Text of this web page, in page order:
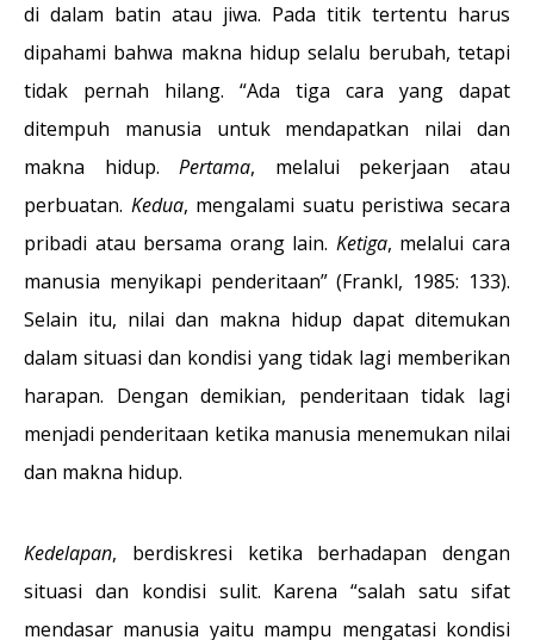
di dalam batin atau jiwa. Pada titik tertentu harus
dipahami bahwa makna hidup selalu berubah, tetapi
tidak pernah hilang. “Ada tiga cara yang dapat
ditempuh manusia untuk mendapatkan nilai dan
makna hidup.Pertama, melalui pekerjaan atau
perbuatan. Kedua, mengalami suatu peristiwa secara
pribadi atau bersama orang lain. Ketiga, melalui cara
manusia menyikapi penderitaan” (Frankl, 1985: 133).
Selain itu, nilai dan makna hidup dapat ditemukan
dalam situasi dan kondisi yang tidak lagi memberikan
harapan. Dengan demikian, penderitaan tidak lagi
menjadi penderitaan ketika manusia menemukan nilai
dan makna hidup.
Kedelapan, berdiskresi ketika berhadapan dengan
situasi dan kondisi sulit. Karena “salah satu sifat
mendasar manusia yaitu mampu mengatasi kondisi